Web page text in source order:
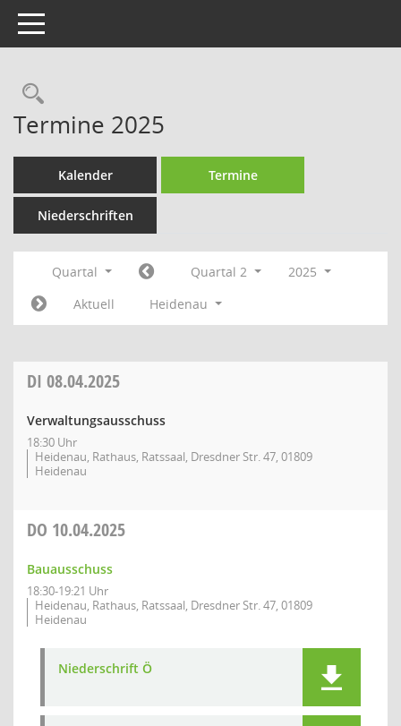
Toggle navigation
Rechercheauswahl
Termine 2025
Kalender Termine
Niederschriften
Quartal Quartal 2
2025
Aktuell
Heidenau
DI 08.04.2025
Verwaltungsausschuss
18:30 Uhr
Heidenau, Rathaus, Ratssaal, Dresdner Str. 47, 01809
Heidenau
DO 10.04.2025
Bauausschuss
18:30-19:21 Uhr
Heidenau, Rathaus, Ratssaal, Dresdner Str. 47, 01809
Heidenau
Niederschrift Ö